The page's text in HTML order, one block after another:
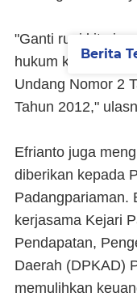
"Ganti rugi kita
hukum kita
Undang Nomor 2
Tahun 2012,"
Efrianto juga
diberikan kepada
Padangpariaman.
kerjasama Kejari
Pendapatan,
Daerah (DPKAD)
memulihkan
Berita